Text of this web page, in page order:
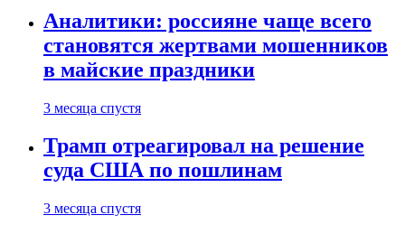
Аналитики: россияне чаще всего
становятся жертвами мошенников
в майские праздники
3 месяца спустя
Трамп отреагировал на решение
суда США по пошлинам
3 месяца спустя